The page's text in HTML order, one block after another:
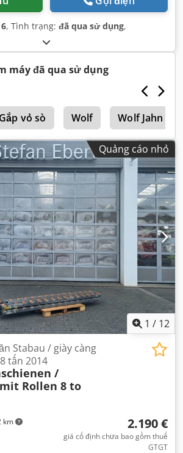
, Tình trạng: đã qua sử dụng,
máy đã qua sử dụng
Gắp vỏ sò Wolf Wolf Jahn
Quảng cáo nhỏ
1 / 12
km
Stabau / giày càng
tấn 2014
/
Rollen 8 to
2.190 €
giá cố định chưa bao gồm thuế
GTGT